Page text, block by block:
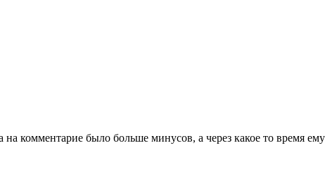
на комментарие было больше минусов, а через какое то время